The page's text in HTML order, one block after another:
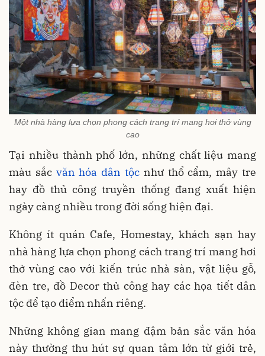
Một nhà hàng lựa chọn phong cách trang trí mang hơi thở vùng
cao
Tại nhiều thành phố lớn, những chất liệu mang
màu sắc văn hóa dân tộc như thổ cẩm, mây tre
hay đồ thủ công truyền thống đang xuất hiện
ngày càng nhiều trong đời sống hiện đại.
Không ít quán Cafe, Homestay, khách sạn hay
nhà hàng lựa chọn phong cách trang trí mang hơi
thở vùng cao với kiến trúc nhà sàn, vật liệu gỗ,
đèn tre, đồ Decor thủ công hay các họa tiết dân
tộc để tạo điểm nhấn riêng.
Những không gian mang đậm bản sắc văn hóa
này thường thu hút sự quan tâm lớn từ giới trẻ,